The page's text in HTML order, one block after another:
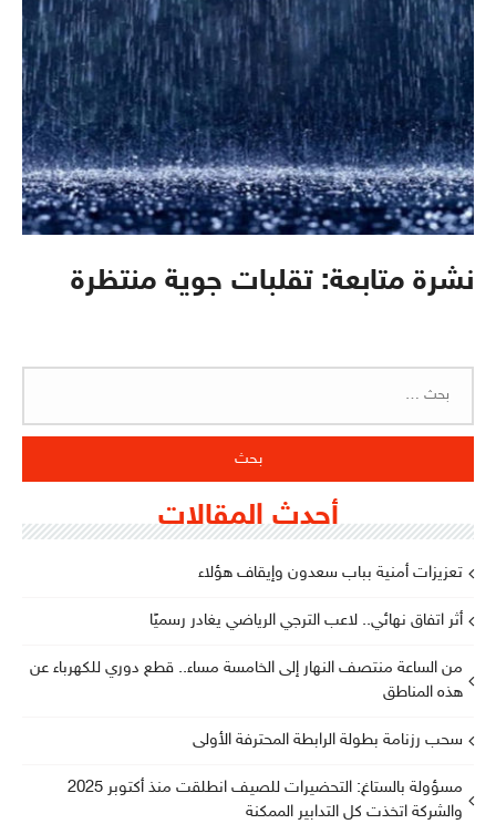
نشرة متابعة: تقلبات جوية منتظرة
أحدث المقالات
تعزيزات أمنية بباب سعدون وإيقاف هؤلاء
أثر اتفاق نهائي.. لاعب الترجي الرياضي يغادر رسميًا
من الساعة منتصف النهار إلى الخامسة مساء.. قطع دوري للكهرباء عن
هذه المناطق
سحب رزنامة بطولة الرابطة المحترفة الأولى
مسؤولة بالستاغ: التحضيرات للصيف انطلقت منذ أكتوبر 2025
والشركة اتخذت كل التدابير الممكنة